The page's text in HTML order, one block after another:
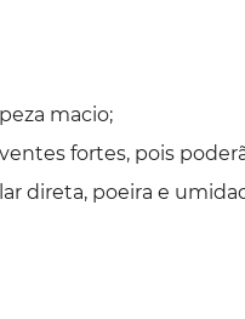
macio;
fortes, pois
direta, poeira e